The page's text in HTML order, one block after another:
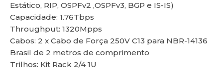
Estático, RIP, OSPFv2 ,OSPFv3, BGP e IS-IS)
Capacidade: 1.76Tbps
Throughput: 1320Mpps
Cabos: 2 x Cabo de Força 250V C13 para NBR-14136
Brasil de 2 metros de comprimento
Trilhos: Kit Rack 2/4 1U